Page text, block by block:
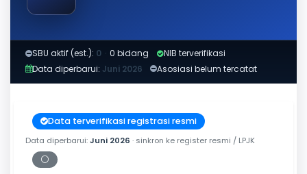
SBU aktif (est.): 0 · 0 bidang
NIB terverifikasi
Data diperbarui: Juni 2026 Asosiasi belum tercatat
Data terverifikasi registrasi resmi
Data diperbarui:Juni 2026 · sinkron ke register resmi / LPJK
⚪
Periksa tanggal cetak